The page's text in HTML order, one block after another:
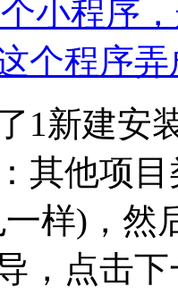
小程序
个程序
1新建安
其他项
样)，然
，点击